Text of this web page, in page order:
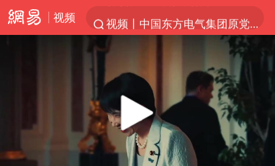
视频
四川宜宾市珙县发生3.4级地震
台风白海豚闭眼浙江上海处于危险半圆
白海豚将正面袭击贯穿浙江
香港宏福苑火灾或由烟头引起
中国父女泰国骑摩托车坠崖1死1伤
浙江台州《告全体市民书》